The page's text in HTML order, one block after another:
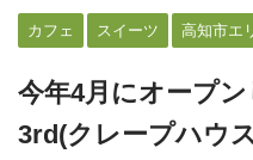
カフェ スイーツ 高知市エ
今年4月にオープ
3rd(クレープハウ